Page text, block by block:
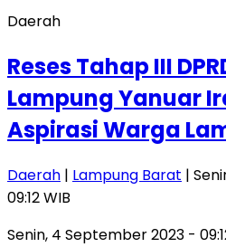
Daerah
Reses Tahap III
Lampung Yanuar
Aspirasi Warga
Daerah | Lampung Barat |
09:12 WIB
Senin, 4 September 2023 -